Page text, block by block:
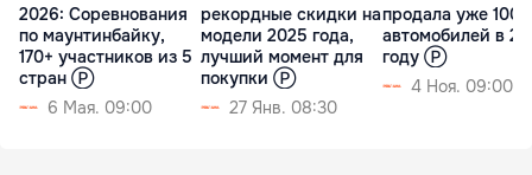
2026: Cоревнования
по маунтинбайку,
170+ участников из 5
стран Ⓟ
6 Мая. 09:00
рекордные скидки на
модели 2025 года,
лучший момент для
покупки Ⓟ
27 Янв. 08:30
продала уже 1000
автомобилей в
году Ⓟ
4 Ноя. 09:00